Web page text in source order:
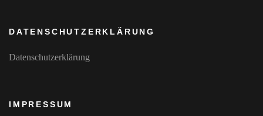
DATENSCHUTZERKLÄRUNG
Datenschutzerklärung
IMPRESSUM